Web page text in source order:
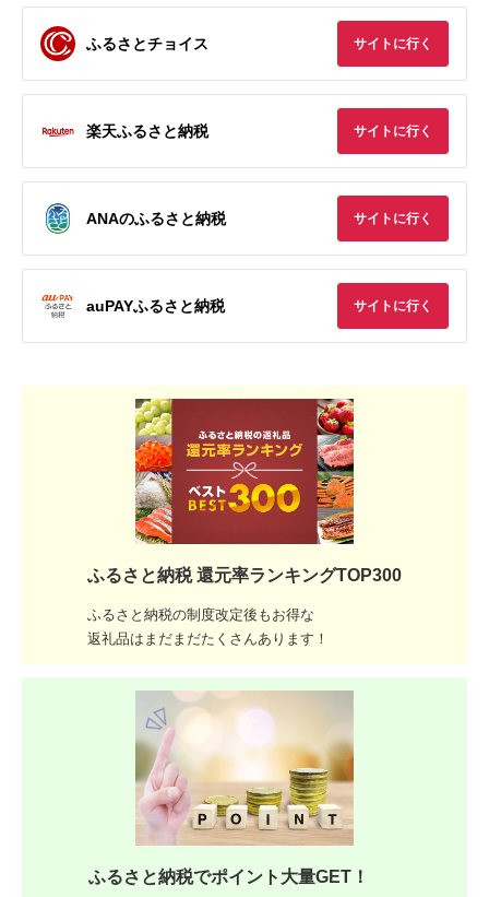
ふるさとチョイス サイトに行く
楽天ふるさと納税 サイトに行く
ANAのふるさと納税 サイトに行く
auPAYふるさと納税 サイトに行く
ふるさと納税 還元率ランキングTOP300
ふるさと納税の制度改定後もお得な
返礼品はまだまだたくさんあります！
ふるさと納税でポイント大量GET！